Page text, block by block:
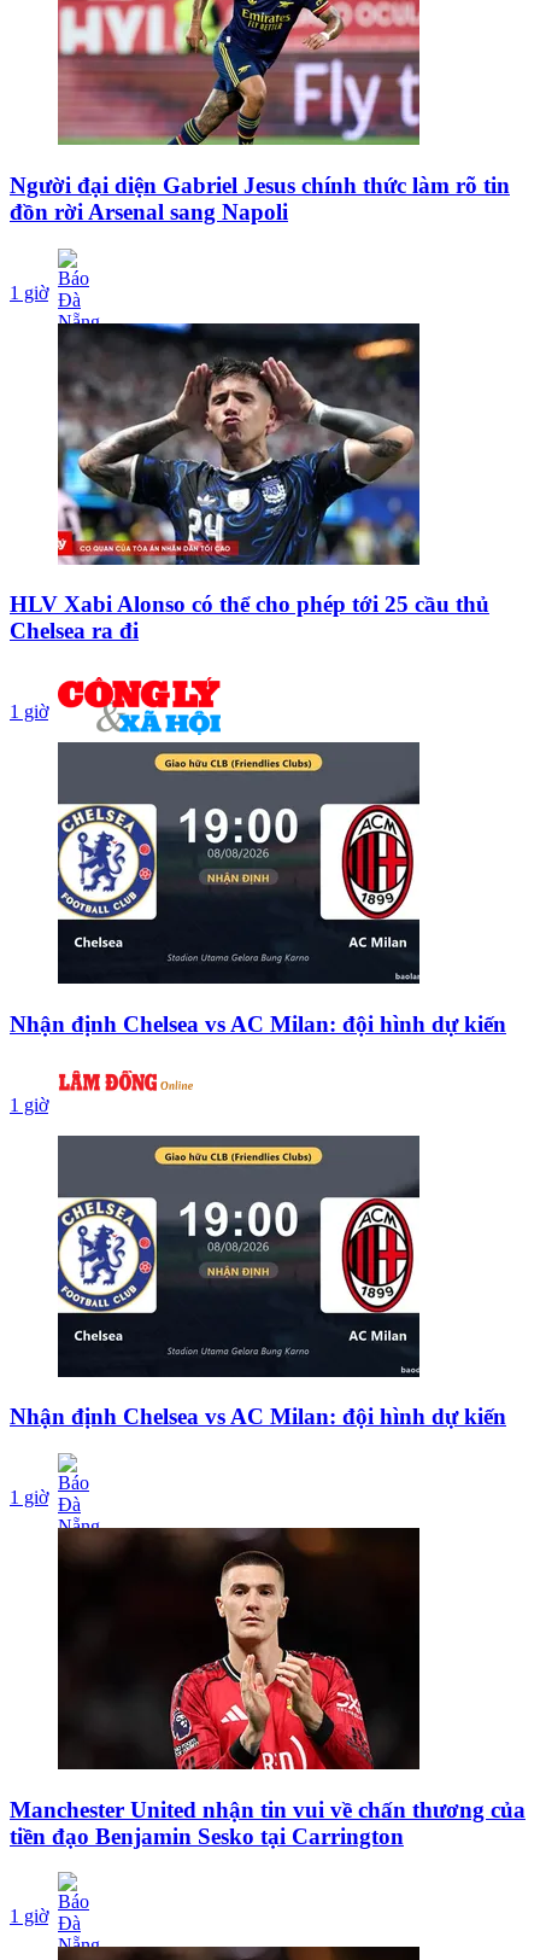
Người đại diện Gabriel Jesus chính thức làm rõ tin
đồn rời Arsenal sang Napoli
1 giờ
HLV Xabi Alonso có thể cho phép tới 25 cầu thủ
Chelsea ra đi
1 giờ
Nhận định Chelsea vs AC Milan: đội hình dự kiến
1 giờ
Nhận định Chelsea vs AC Milan: đội hình dự kiến
1 giờ
Manchester United nhận tin vui về chấn thương của
tiền đạo Benjamin Sesko tại Carrington
1 giờ